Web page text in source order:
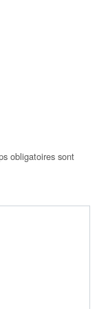
obligatoires sont